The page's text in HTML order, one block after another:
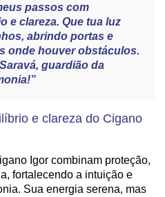
passos com
e clareza. Que tua luz
abrindo portas e
onde houver obstáculos.
guardião da
e clareza do Cigano
Igor combinam proteção,
fortalecendo a intuição e
Sua energia serena, mas